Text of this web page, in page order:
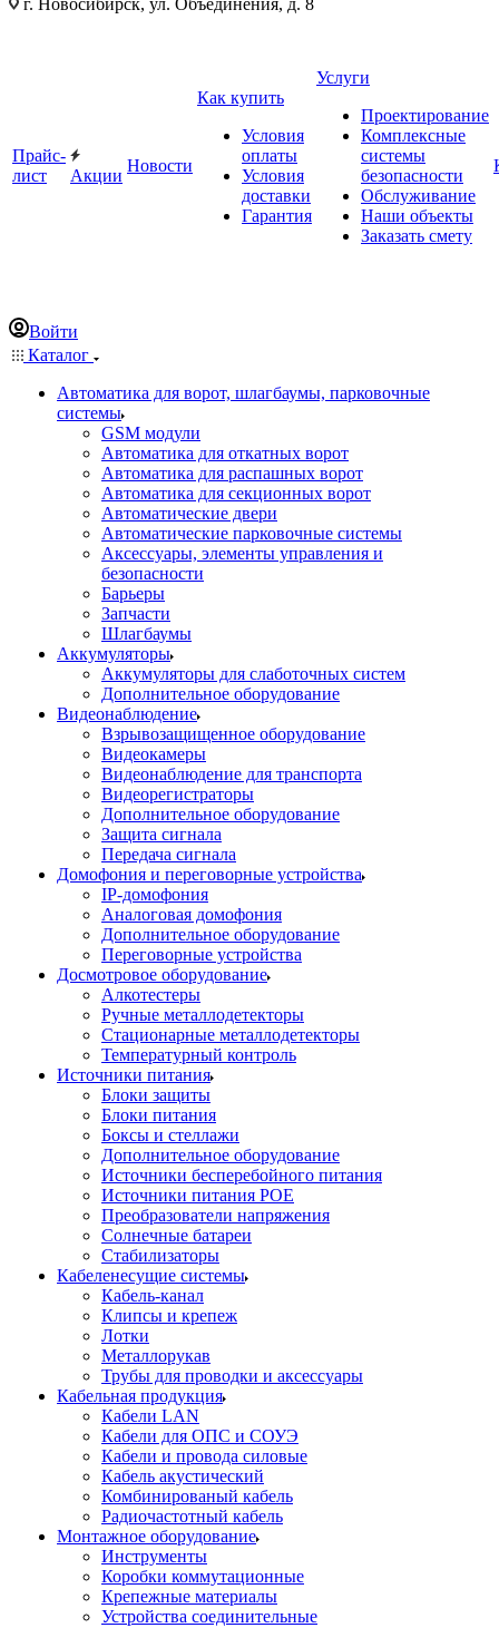
г. Новосибирск, ул. Объединения, д. 8
Прайс-
лист
Акции
Новости
Как купить
Условия
оплаты
Условия
доставки
Гарантия
Услуги
Проектирование
Комплексные
системы
безопасности
Обслуживание
Наши объекты
Заказать смету
Войти
Каталог
Автоматика для ворот, шлагбаумы, парковочные
системы
GSM модули
Автоматика для откатных ворот
Автоматика для распашных ворот
Автоматика для секционных ворот
Автоматические двери
Автоматические парковочные системы
Аксессуары, элементы управления и
безопасности
Барьеры
Запчасти
Шлагбаумы
Аккумуляторы
Аккумуляторы для слаботочных систем
Дополнительное оборудование
Видеонаблюдение
Взрывозащищенное оборудование
Видеокамеры
Видеонаблюдение для транспорта
Видеорегистраторы
Дополнительное оборудование
Защита сигнала
Передача сигнала
Домофония и переговорные устройства
IP-домофония
Аналоговая домофония
Дополнительное оборудование
Переговорные устройства
Досмотровое оборудование
Алкотестеры
Ручные металлодетекторы
Стационарные металлодетекторы
Температурный контроль
Источники питания
Блоки защиты
Блоки питания
Боксы и стеллажи
Дополнительное оборудование
Источники бесперебойного питания
Источники питания POE
Преобразователи напряжения
Солнечные батареи
Стабилизаторы
Кабеленесущие системы
Кабель-канал
Клипсы и крепеж
Лотки
Металлорукав
Трубы для проводки и аксессуары
Кабельная продукция
Кабели LAN
Кабели для ОПС и СОУЭ
Кабели и провода силовые
Кабель акустический
Комбинированый кабель
Радиочастотный кабель
Монтажное оборудование
Инструменты
Коробки коммутационные
Крепежные материалы
Устройства соединительные